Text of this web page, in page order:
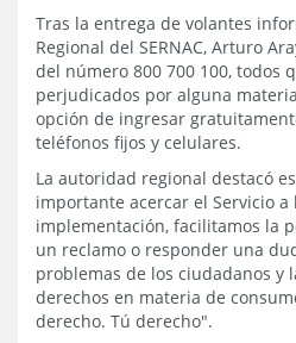
Tras la entrega de volantes
Regional del SERNAC, Arturo
del número 800 700 100, todos
perjudicados por alguna
opción de ingresar
teléfonos fijos y celulares.
La autoridad regional destacó
importante acercar el Servicio a
implementación, facilitamos la
un reclamo o responder una
problemas de los ciudadanos y
derechos en materia de
derecho. Tú derecho".